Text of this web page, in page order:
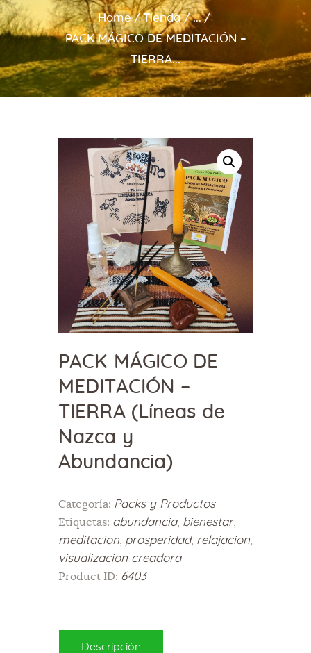
Home Tienda
...
PACK MÁGICO DE MEDITACIÓN –
TIERRA...
PACK MÁGICO DE
MEDITACIÓN –
TIERRA (Líneas de
Nazca y
Abundancia)
Categoría: Packs y Productos
Etiquetas: abundancia, bienestar,
meditacion prosperidad, relajacion
visualizacion creadora
Product ID: 6403
Descripción